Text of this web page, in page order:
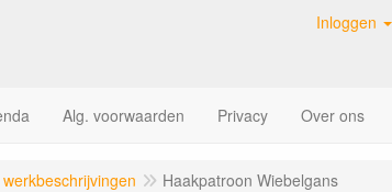
Inloggen
Alg. voorwaarden Privacy Over ons
Haakpatroon Wiebelgans